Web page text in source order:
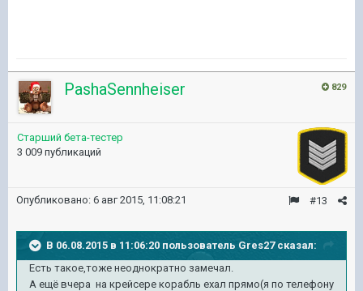
829
PashaSennheiser
Старший бета-тестер
3 009 публикаций
#13
Опубликовано: 6 авг 2015, 11:08:21
В 06.08.2015 в 11:06:20 пользователь Gres27 сказал:
Есть такое,тоже неоднократно замечал.
А ещё вчера на крейсере корабль ехал прямо(я по телефону